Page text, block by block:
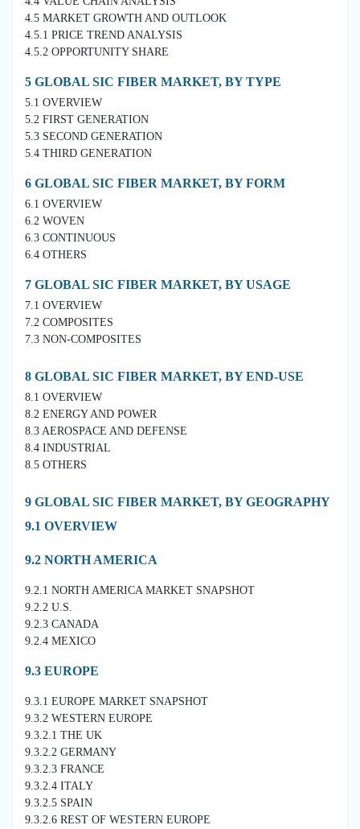
4.5 MARKET GROWTH AND OUTLOOK
4.5.1 PRICE TREND ANALYSIS
4.5.2 OPPORTUNITY SHARE
5 GLOBAL SIC FIBER MARKET, BY TYPE
5.1 OVERVIEW
5.2 FIRST GENERATION
5.3 SECOND GENERATION
5.4 THIRD GENERATION
6 GLOBAL SIC FIBER MARKET, BY FORM
6.1 OVERVIEW
6.2 WOVEN
6.3 CONTINUOUS
6.4 OTHERS
7 GLOBAL SIC FIBER MARKET, BY USAGE
7.1 OVERVIEW
7.2 COMPOSITES
7.3 NON-COMPOSITES
8 GLOBAL SIC FIBER MARKET, BY END-USE
8.1 OVERVIEW
8.2 ENERGY AND POWER
8.3 AEROSPACE AND DEFENSE
8.4 INDUSTRIAL
8.5 OTHERS
9 GLOBAL SIC FIBER MARKET, BY GEOGRAPHY
9.1 OVERVIEW
9.2 NORTH AMERICA
9.2.1 NORTH AMERICA MARKET SNAPSHOT
9.2.2 U.S.
9.2.3 CANADA
9.2.4 MEXICO
9.3 EUROPE
9.3.1 EUROPE MARKET SNAPSHOT
9.3.2 WESTERN EUROPE
9.3.2.1 THE UK
9.3.2.2 GERMANY
9.3.2.3 FRANCE
9.3.2.4 ITALY
9.3.2.5 SPAIN
9.3.2.6 REST OF WESTERN EUROPE